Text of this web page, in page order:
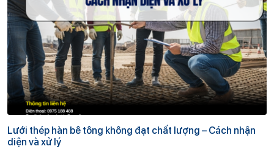
Lưới thép hàn bê tông không đạt chất lượng – Cách nhận
diện và xử lý